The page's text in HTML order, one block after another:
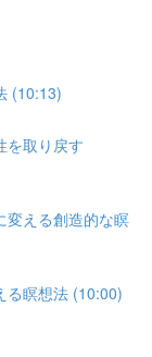
(10:13)
取り戻す
える創造的な瞑
瞑想法 (10:00)